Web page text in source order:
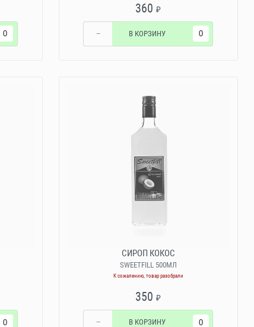
360₽
− В КОРЗИНУ
СИРОП КОКОС
SWEETFILL 500МЛ
К сожалению, товар разобрали
350₽
− В КОРЗИНУ